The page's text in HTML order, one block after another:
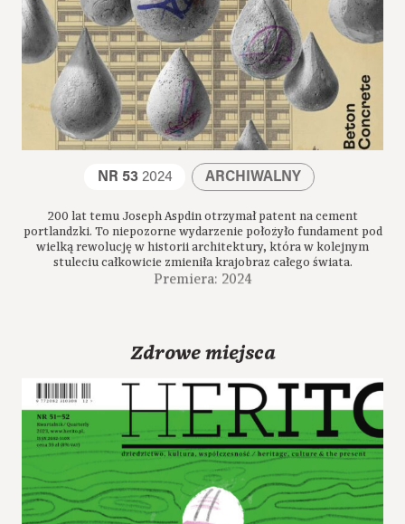
NR 532024 ARCHIWALNY
200 lat temu Joseph Aspdin otrzymał patent na cement
portlandzki. To niepozorne wydarzenie położyło fundament pod
wielką rewolucję w historii architektury, która w kolejnym
stuleciu całkowicie zmieniła krajobraz całego świata.
Premiera: 2024
Zdrowe miejsca